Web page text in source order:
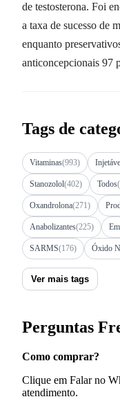
de testosterona. Foi
a taxa de sucesso de
enquanto
anticoncepcionais 97
Tags de
Vitaminas(993)
Stanozolol(402) Todos
Oxandrolona(271)
Anabolizantes(225)
SARMS(176) Óxido
Ver mais tags
Perguntas
Como comprar?
Clique em Falar no
atendimento.